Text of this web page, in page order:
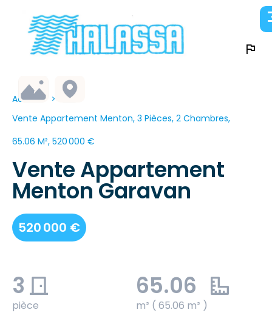
Accueil
Vente Appartement Menton, 3 Pièces, 2 Chambres,
65.06 M², 520 000 €
Vente Appartement
Menton Garavan
520 000 €
3
pièce
65.06
m² ( 65.06 m² )